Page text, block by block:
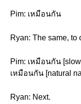
Pim: เหมือนกัน
Ryan: The same, to
Pim: เหมือนกัน
เหมือนกัน [natural
Ryan: Next.